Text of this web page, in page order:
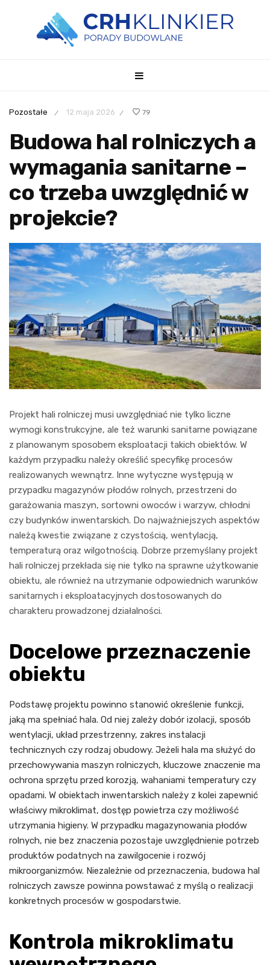
Pozostałe / 12 maja 2026 / 79
Budowa hal rolniczych a
wymagania sanitarne –
co trzeba uwzględnić w
projekcie?
Projekt hali rolniczej musi uwzględniać nie tylko liczne
wymogi konstrukcyjne, ale też warunki sanitarne powiązane
z planowanym sposobem eksploatacji takich obiektów. W
każdym przypadku należy określić specyfikę procesów
realizowanych wewnątrz. Inne wytyczne występują w
przypadku magazynów płodów rolnych, przestrzeni do
garażowania maszyn, sortowni owoców i warzyw, chłodni
czy budynków inwentarskich. Do najważniejszych aspektów
należą kwestie związane z czystością, wentylacją,
temperaturą oraz wilgotnością. Dobrze przemyślany projekt
hali rolniczej przekłada się nie tylko na sprawne użytkowanie
obiektu, ale również na utrzymanie odpowiednich warunków
sanitarnych i eksploatacyjnych dostosowanych do
charakteru prowadzonej działalności.
Docelowe przeznaczenie
obiektu
Podstawę projektu powinno stanowić określenie funkcji,
jaką ma spełniać hala. Od niej zależy dobór izolacji, sposób
wentylacji, układ przestrzenny, zakres instalacji
technicznych czy rodzaj obudowy. Jeżeli hala ma służyć do
przechowywania maszyn rolniczych, kluczowe znaczenie ma
ochrona sprzętu przed korozją, wahaniami temperatury czy
opadami. W obiektach inwentarskich należy z kolei zapewnić
właściwy mikroklimat, dostęp powietrza czy możliwość
utrzymania higieny. W przypadku magazynowania płodów
rolnych, nie bez znaczenia pozostaje uwzględnienie potrzeb
produktów podatnych na zawilgocenie i rozwój
mikroorganizmów. Niezależnie od przeznaczenia, budowa hal
rolniczych zawsze powinna powstawać z myślą o realizacji
konkretnych procesów w gospodarstwie.
Kontrola mikroklimatu